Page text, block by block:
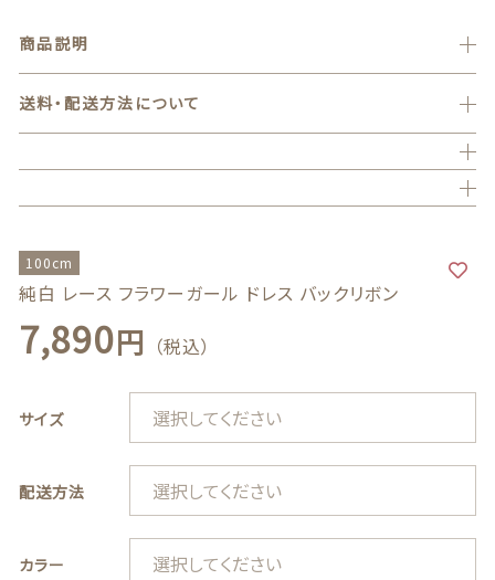
商品説明
送料・配送方法について
100cm
純白 レース フラワーガール ドレス バックリボン
7,890円 （税込）
サイズ
配送方法
カラー
150cm,160cm family
BOYS フォーマルウエア
ギフトボックス